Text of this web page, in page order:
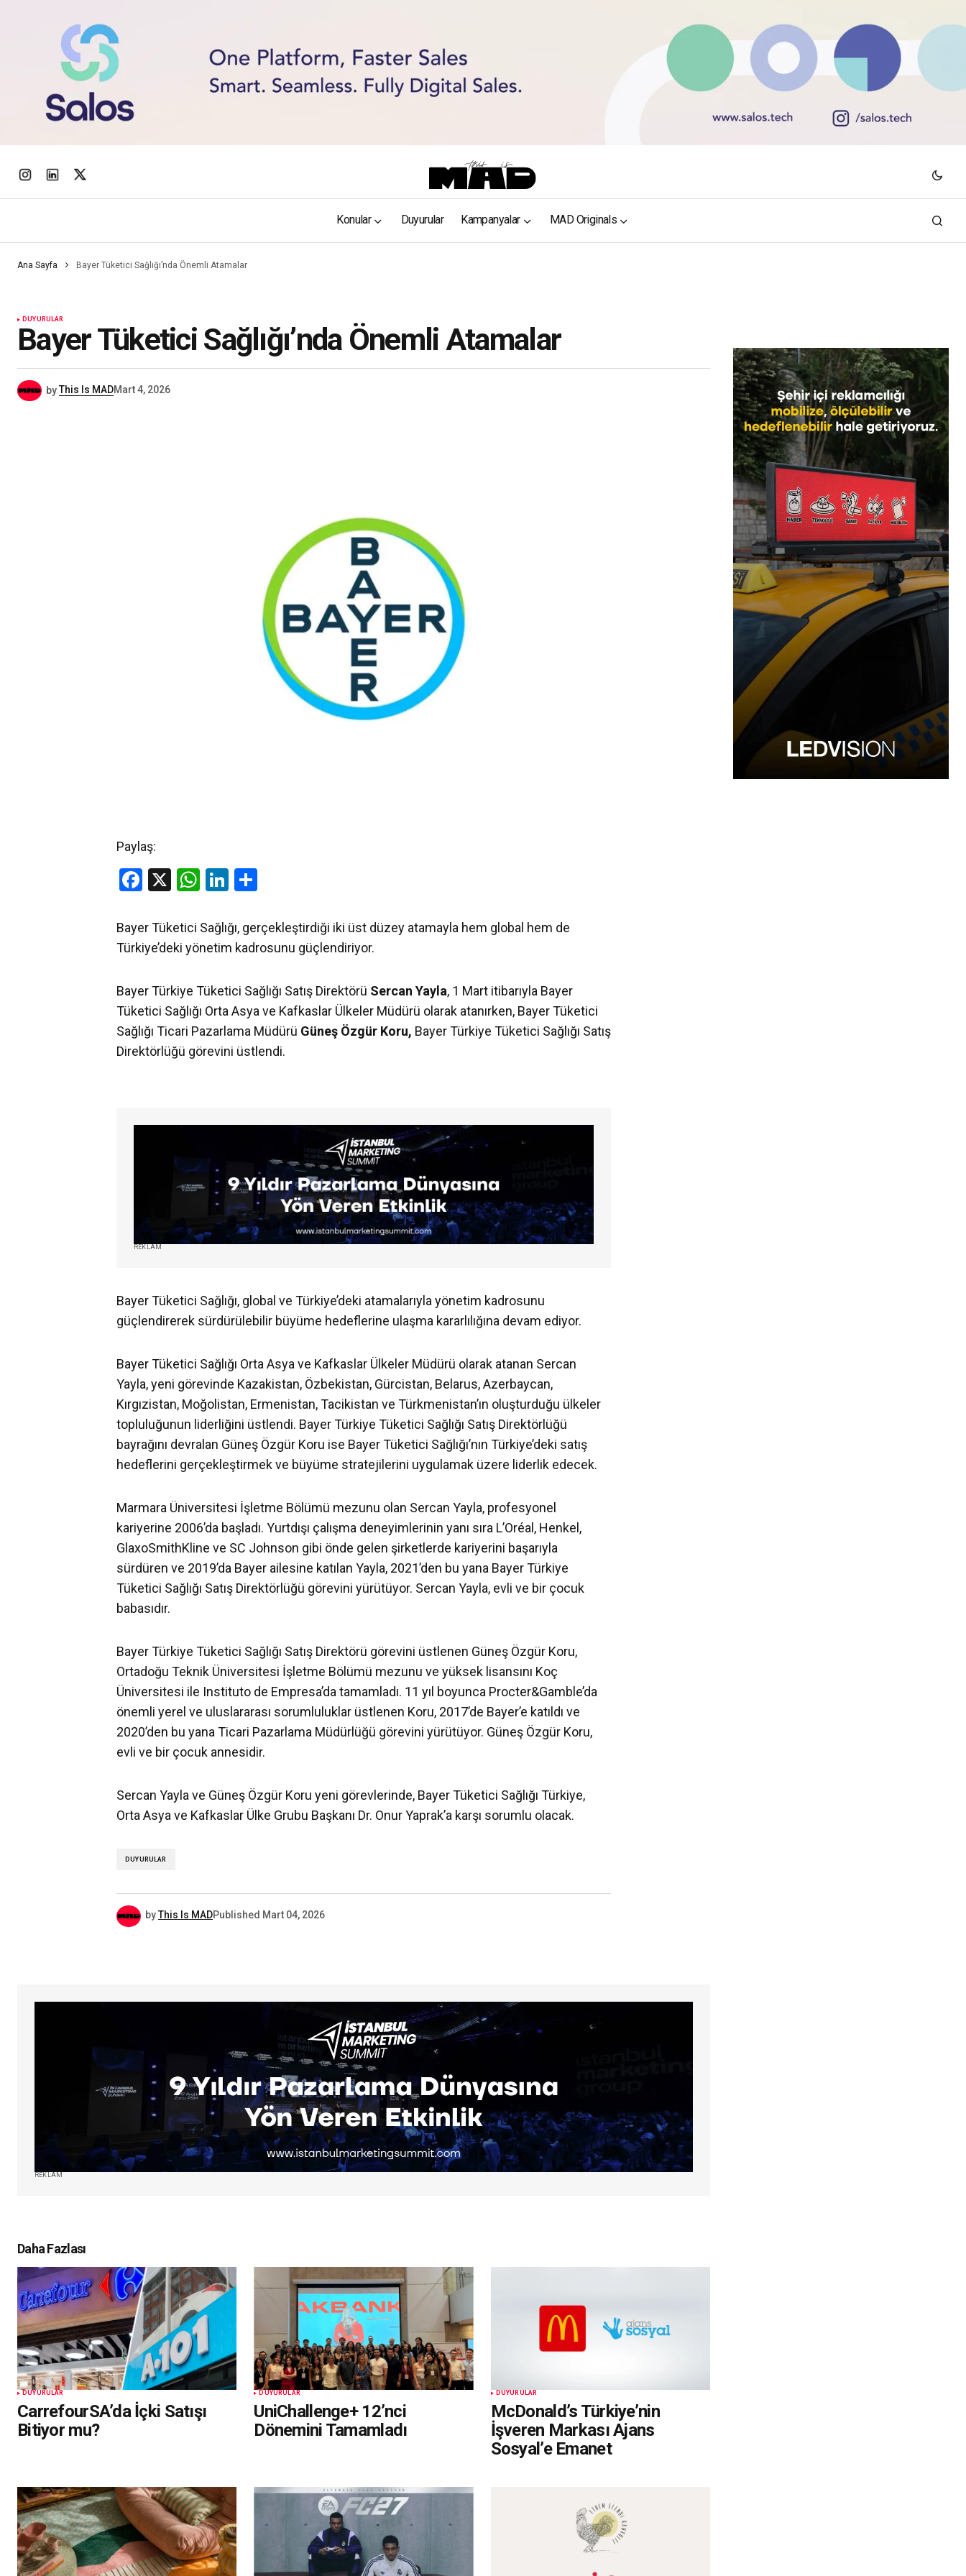
Konular Duyurular Kampanyalar MAD Originals
Ana Sayfa Bayer Tüketici Sağlığı’nda Önemli Atamalar
DUYURULAR
Bayer Tüketici Sağlığı’nda Önemli Atamalar
byThis Is MADMart 4, 2026
Paylaş:
Facebook
X WhatsApp
LinkedIn
Bayer Tüketici Sağlığı, gerçekleştirdiği iki üst düzey atamayla hem global hem de
Türkiye’deki yönetim kadrosunu güçlendiriyor.
Bayer Türkiye Tüketici Sağlığı Satış Direktörü Sercan Yayla, 1 Mart itibarıyla Bayer
Tüketici Sağlığı Orta Asya ve Kafkaslar Ülkeler Müdürü olarak atanırken, Bayer Tüketici
Sağlığı Ticari Pazarlama Müdürü Güneş Özgür Koru, Bayer Türkiye Tüketici Sağlığı Satış
Direktörlüğü görevini üstlendi.
REKLAM
Bayer Tüketici Sağlığı, global ve Türkiye’deki atamalarıyla yönetim kadrosunu
güçlendirerek sürdürülebilir büyüme hedeflerine ulaşma kararlılığına devam ediyor.
Bayer Tüketici Sağlığı Orta Asya ve Kafkaslar Ülkeler Müdürü olarak atanan Sercan
Yayla, yeni görevinde Kazakistan, Özbekistan, Gürcistan, Belarus, Azerbaycan,
Kırgızistan, Moğolistan, Ermenistan, Tacikistan ve Türkmenistan’ın oluşturduğu ülkeler
topluluğunun liderliğini üstlendi. Bayer Türkiye Tüketici Sağlığı Satış Direktörlüğü
bayrağını devralan Güneş Özgür Koru ise Bayer Tüketici Sağlığı’nın Türkiye’deki satış
hedeflerini gerçekleştirmek ve büyüme stratejilerini uygulamak üzere liderlik edecek.
Marmara Üniversitesi İşletme Bölümü mezunu olan Sercan Yayla, profesyonel
kariyerine 2006’da başladı. Yurtdışı çalışma deneyimlerinin yanı sıra L’Oréal, Henkel,
GlaxoSmithKline ve SC Johnson gibi önde gelen şirketlerde kariyerini başarıyla
sürdüren ve 2019’da Bayer ailesine katılan Yayla, 2021’den bu yana Bayer Türkiye
Tüketici Sağlığı Satış Direktörlüğü görevini yürütüyor. Sercan Yayla, evli ve bir çocuk
babasıdır.
Bayer Türkiye Tüketici Sağlığı Satış Direktörü görevini üstlenen Güneş Özgür Koru,
Ortadoğu Teknik Üniversitesi İşletme Bölümü mezunu ve yüksek lisansını Koç
Üniversitesi ile Instituto de Empresa’da tamamladı. 11 yıl boyunca Procter&Gamble’da
önemli yerel ve uluslararası sorumluluklar üstlenen Koru, 2017’de Bayer’e katıldı ve
2020’den bu yana Ticari Pazarlama Müdürlüğü görevini yürütüyor. Güneş Özgür Koru,
evli ve bir çocuk annesidir.
Sercan Yayla ve Güneş Özgür Koru yeni görevlerinde, Bayer Tüketici Sağlığı Türkiye,
Orta Asya ve Kafkaslar Ülke Grubu Başkanı Dr. Onur Yaprak’a karşı sorumlu olacak.
DUYURULAR
byThis Is MADPublished Mart 04, 2026
REKLAM
Daha Fazlası
DUYURULAR
CarrefourSA’da İçki Satışı
Bitiyor mu?
DUYURULAR
UniChallenge+ 12’nci
Dönemini Tamamladı
DUYURULAR
McDonald’s Türkiye’nin
İşveren Markası Ajans
Sosyal’e Emanet